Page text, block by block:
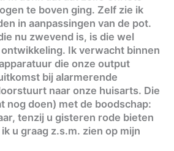
te boven ging. Zelf zie ik
in aanpassingen van de pot.
nu zwevend is, is die wel
Ik verwacht binnen
die onze output
bij alarmerende
naar onze huisarts. Die
nog doen) met de boodschap:
tenzij u gisteren rode bieten
u graag z.s.m. zien op mijn